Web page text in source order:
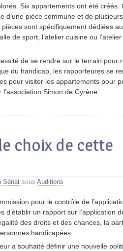
Six appartements ont été créés.
d’une pièce commune et de
sont spécifiquement dédiées
de sport, l’atelier cuisine ou
de se rendre sur le terrain pour
du handicap, les rapporteures se
pour visiter les appartements pour
Simon de Cyrène.
choix de cette
Sénat sous Auditions
pour le contrôle de
d’établir un rapport sur l’application
des droits et des chances, la
handicapées.
a souhaité définir une nouvelle